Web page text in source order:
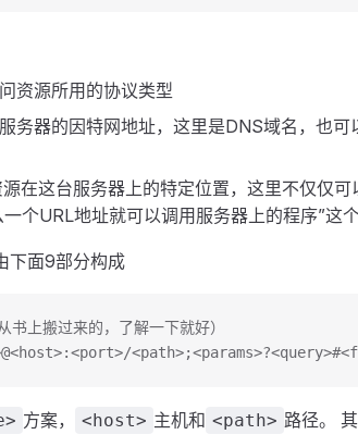
资源所用的协议类型
务器的因特网地址，这里是DNS域名，也
在这台服务器上的特定位置，这里不仅仅
个URL地址就可以调用服务器上的程序”这
下面9部分构成
上搬过来的，了解一下就好）
方案， <host> 主机和 <path> 路径。